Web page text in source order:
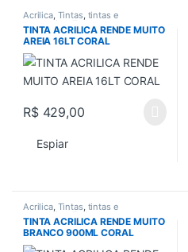
Acrilica, Tintas, tintas e
acessorios,Todos
TINTA ACRILICA RENDE MUITO
AREIA 16LT CORAL
R$429,00
Espiar
Acrilica, Tintas, tintas e
acessorios,Todos
TINTA ACRILICA RENDE MUITO
BRANCO 900ML CORAL